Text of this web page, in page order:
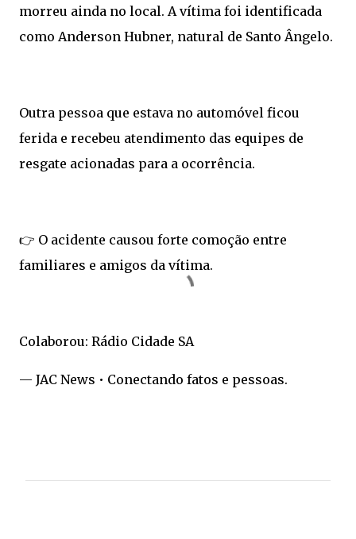
morreu ainda no local. A vítima foi identificada
como Anderson Hubner, natural de Santo Ângelo.
Outra pessoa que estava no automóvel ficou
ferida e recebeu atendimento das equipes de
resgate acionadas para a ocorrência.
👉 O acidente causou forte comoção entre
familiares e amigos da vítima.
Colaborou: Rádio Cidade SA
— JAC News • Conectando fatos e pessoas.